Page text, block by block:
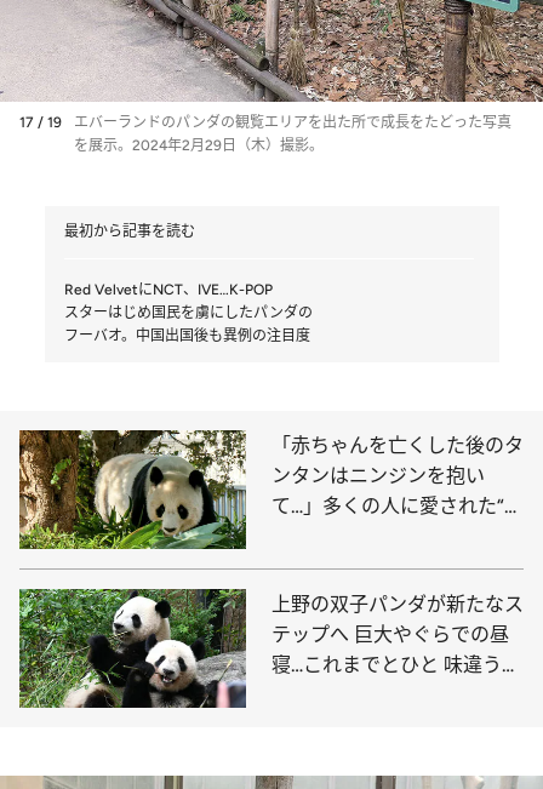
17 / 19
エバーランドのパンダの観覧エリアを出た所で成長をたどった写真
を展示。2024年2月29日（木）撮影。
最初から記事を読む
Red VelvetにNCT、IVE…K-POP
スターはじめ国民を虜にしたパンダの
フーバオ。中国出国後も異例の注目度
「赤ちゃんを亡くした後のタ
ンタンはニンジンを抱い
て…」多くの人に愛された“神
上野の双子パンダが新たなス
テップへ 巨大やぐらでの昼
寝…これまでとひと 味違う可